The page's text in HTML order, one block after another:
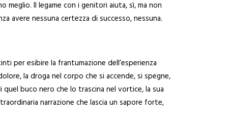
meglio. Il legame con i genitori aiuta, sì, ma non
avere nessuna certezza di successo, nessuna.
per esibire la frantumazione dell’esperienza
la droga nel corpo che si accende, si spegne,
buco nero che lo trascina nel vortice, la sua
narrazione che lascia un sapore forte,